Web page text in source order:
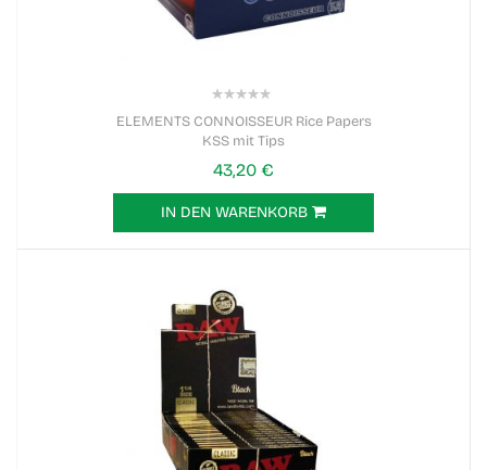
ELEMENTS CONNOISSEUR Rice Papers
KSS mit Tips
43,20 €
IN DEN WARENKORB